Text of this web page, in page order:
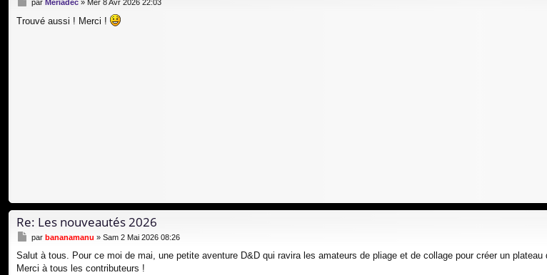
s
par Mériadec » Mer 8 Avr 2026 22:03
Trouvé aussi ! Merci !
Re: Les nouveautés 2026
M
s
s
par bananamanu » Sam 2 Mai 2026 08:26
Salut à tous. Pour ce moi de mai, une petite aventure D&D qui ravira les amateurs de pliage et de collage pour créer un plateau
Merci à tous les contributeurs !